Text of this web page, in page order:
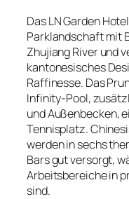
Das LN Garden
Parklandschaft mit
Zhujiang River und
kantonesisches
Raffinesse. Das
Infinity-Pool,
und Außenbecken,
Tennisplatz.
werden in sechs
Bars gut versorgt,
Arbeitsbereiche in
sind.